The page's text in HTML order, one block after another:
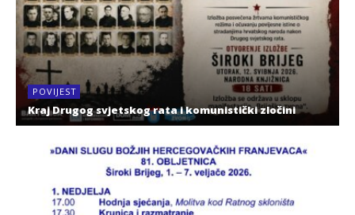
POVIJEST
Kraj Drugog svjetskog rata i komunistički zločini